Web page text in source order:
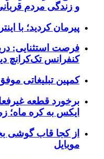
و زندگی مردم
پیرمان کردید؛ با
کنفرانس تک‌کرانچ
کمپین تبلیغاتی
ایکس به کره ماه؛
از کجا قاب گوشی
موبایل